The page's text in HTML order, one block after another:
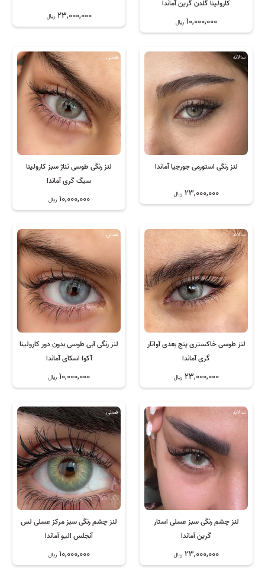
کارولینا گلدن گرین آماندا
10,000,000 ریال 23,000,000 ریال
لنز رنگی استورمی جورجیا آماندا
23,000,000 ریال
سالانه
لنز رنگی طوسی تناژ سبز کارولینا
سیگ گری آماندا
10,000,000 ریال
فصلی
لنز طوسی خاکستری پنج بعدی آواتار
گری آماندا
23,000,000 ریال
سالانه
لنز رنگی آبی طوسی بدون دور کارولینا
آکوا اسکای آماندا
10,000,000 ریال
فصلی
لنز چشم رنگی سبز عسلی استار
گرین آماندا
23,000,000 ریال
سالانه
لنز چشم رنگی سبز مرکز عسلی لس
آنجلس الیو آماندا
10,000,000 ریال
فصلی